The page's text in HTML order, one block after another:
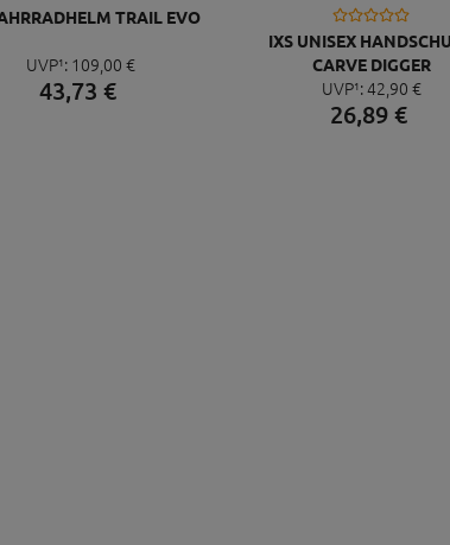
TRAIL EVO
UVP¹: 109, 00 €
43,73 €
IXS UNISEX
CARVE DIGGER
UVP¹:42, 90 €
26,89 €